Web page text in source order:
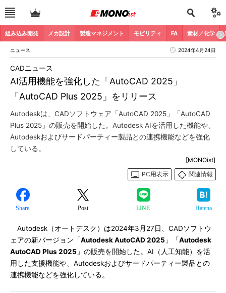
組み込み開発 メカ設計 製造マネジメント モビリティ FA 素材／化学
ニュース 2024年4月24日
AI活用機能を強化した「AutoCAD 2025」
「AutoCAD Plus 2025」をリリース
CADニュース
Autodeskは、CADソフトウェア「AutoCAD 2025」「AutoCAD
Plus 2025」の販売を開始した。Autodesk AIを活用した機能や、
Autodeskおよびサードパーティー製品との連携機能などを強化
している。
[MONOist]
PC用表示
関連情報
Share Post LINE Hatena
Autodesk（オートデスク）は2024年3月27日、CADソフトウ
ェアの新バージョン「Autodesk AutoCAD 2025 」「Autodesk
AutoCAD Plus 2025 」の販売を開始した。AI（人工知能）を活
用した支援機能や、Autodeskおよびサードパーティー製品との
連携機能などを強化している。